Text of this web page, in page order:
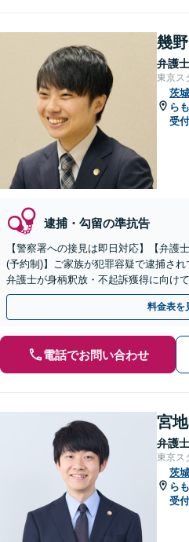
幾
弁護士
東京ス
茨
ら
受
逮捕・勾留の準抗告
【警察署への接見は即日対応】【弁護
(予約制)】ご家族が犯罪容疑で逮捕さ
弁護士が身柄釈放・不起訴獲得に向け
月100名以上の相談実績】【全国対応】
料金表を
電話でお問い合わせ
宮
弁護士
東京ス
茨
ら
受